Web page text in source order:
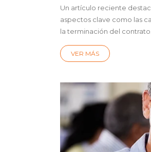
Un artículo reciente
aspectos clave como las
la terminación del
VER MÁS